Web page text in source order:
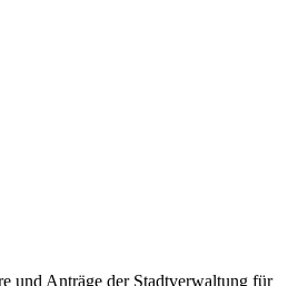
und Anträge der Stadtverwaltung für